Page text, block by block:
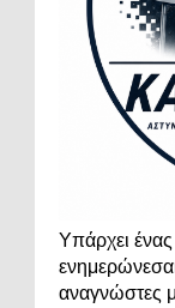
Υπάρχει
αναγνώστες